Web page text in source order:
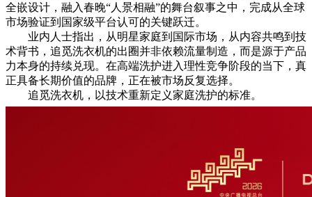
全嵌设计，融入春晚“人景相融”的舞台叙事之中，完成从全球
市场验证到国家级平台认可的关键跃迁。
业内人士指出，从明星家庭到国际市场，从内容共鸣到技
术背书，追觅洗衣机的出圈并非依赖流量制造，而是源于产品
力本身的持续兑现。在高端洗护进入理性竞争阶段的当下，真
正具备长期价值的品牌，正在被市场反复选择。
追觅洗衣机，以技术重新定义家庭洗护的标准。